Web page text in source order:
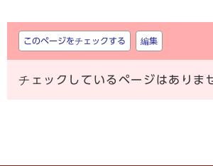
しおり
このページをチェックする 編集
チェックしているページはありま